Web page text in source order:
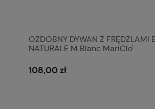
OZDOBNY DYWAN Z FRĘDZLAMI
NATURALE M Blanc MariClo'
108,00 zł